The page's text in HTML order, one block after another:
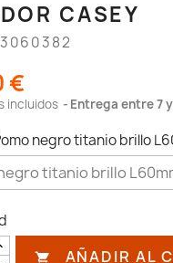
CASEY
€
incluidos Entrega entre 7
negro titanio brillo
 AÑADIR AL